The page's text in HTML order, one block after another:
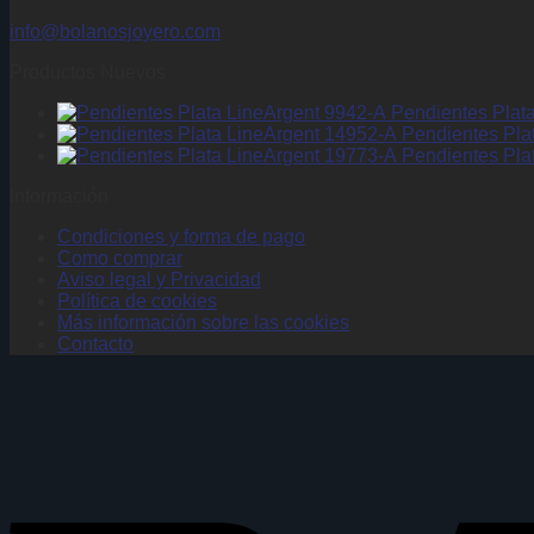
info@bolanosjoyero.com
Pendientes
Pendientes
Pendientes
Condiciones y forma de pago
Como comprar
Aviso legal y Privacidad
Política de cookies
Más información sobre las cookies
Contacto